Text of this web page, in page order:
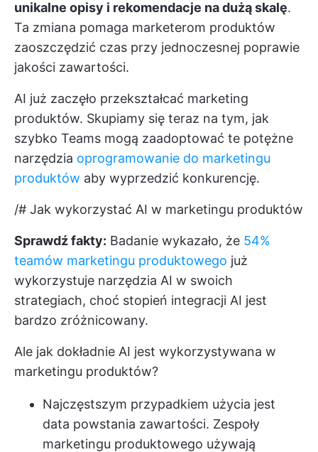
unikalne opisy i rekomendacje na dużą skalę.
Ta zmiana pomaga marketerom produktów
zaoszczędzić czas przy jednoczesnej poprawie
jakości zawartości.
AI już zaczęło przekształcać marketing
produktów. Skupiamy się teraz na tym, jak
szybko Teams mogą zaadoptować te potężne
narzędzia oprogramowanie do marketingu
produktów aby wyprzedzić konkurencję.
/# Jak wykorzystać AI w marketingu produktów
Sprawdź fakty: Badanie wykazało, że 54%
teamów marketingu produktowego już
wykorzystuje narzędzia AI w swoich
strategiach, choć stopień integracji AI jest
bardzo zróżnicowany.
Ale jak dokładnie AI jest wykorzystywana w
marketingu produktów?
Najczęstszym przypadkiem użycia jest
data powstania zawartości. Zespoły
marketingu produktowego używają